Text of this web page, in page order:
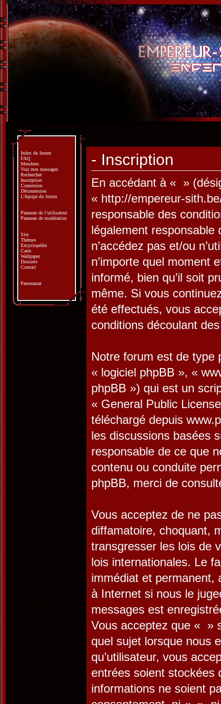
- Inscription
En accédant à « »
« http://empereur-
responsable des
légalement responsable
n’accédez pas et/ou
n’importe quel moment
informé, bien qu’il soit
même. Si vous
été effectués, vous
conditions découlant
Notre forum est de type
« logiciel phpBB », «
phpBB ») qui est un
« General Public License
téléchargé depuis
les discussions basées
responsable de ce que
contenu ou conduite
phpBB, merci de
Vous acceptez de ne
diffamatoire, choquant,
transgresser les lois de
lois internationales. Le
immédiat et permanent,
à Internet si nous le
messages est
Vous acceptez que « »
quel sujet lorsque nous
qu’utilisateur, vous
entrées soient stockées
informations ne soient
Index du forum
FAQ
Membres
Voir mes messages
Rechercher
Inscription
Connexion
Déconnexion
L’équipe du forum
Panneau de l’utilisateur
Panneau de modération
Site
Thèmes
Encyclopédie
Carte
Wallpaper
Dossiers
Contact
Partenariat